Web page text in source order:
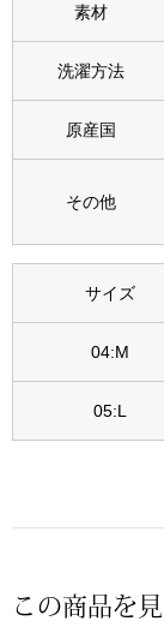
Miss Kyouko／ミ
ーブルウェア
素材
洗濯方法
原産国
その他
サイズ
04:M
05:L
この商品を